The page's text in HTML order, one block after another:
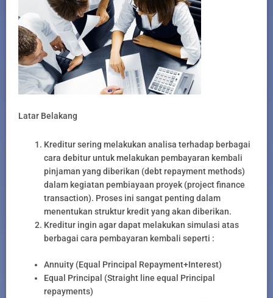
Latar Belakang
Kreditur sering melakukan analisa terhadap berbagai
cara debitur untuk melakukan pembayaran kembali
pinjaman yang diberikan (debt repayment methods)
dalam kegiatan pembiayaan proyek (project finance
transaction). Proses ini sangat penting dalam
menentukan struktur kredit yang akan diberikan.
Kreditur ingin agar dapat melakukan simulasi atas
berbagai cara pembayaran kembali seperti :
Annuity (Equal Principal Repayment+Interest)
Equal Principal (Straight line equal Principal
repayments)